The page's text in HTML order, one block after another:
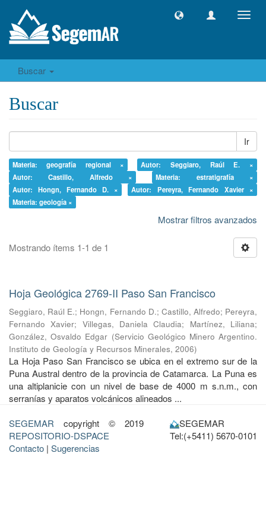
Buscar
Buscar
Ir
Materia: geografía regional ×
Autor: Seggiaro, Raúl E. ×
Autor: Castillo, Alfredo ×
Materia: estratigrafía ×
Autor: Hongn, Fernando D. ×
Autor: Pereyra, Fernando Xavier ×
Materia: geología ×
Mostrar filtros avanzados
Mostrando ítems 1-1 de 1
Hoja Geológica 2769-II Paso San Francisco
Seggiaro, Raúl E.; Hongn, Fernando D.; Castillo, Alfredo; Pereyra,
Fernando Xavier; Villegas, Daniela Claudia; Martínez, Liliana;
González, Osvaldo Edgar (Servicio Geológico Minero Argentino.
Instituto de Geología y Recursos Minerales, 2006)
La Hoja Paso San Francisco se ubica en el extremo sur de la
Puna Austral dentro de la provincia de Catamarca. La Puna es
una altiplanicie con un nivel de base de 4000 m s.n.m., con
serranías y aparatos volcánicos alineados ...
SEGEMAR copyright © 2019
REPOSITORIO-DSPACE
Contacto | Sugerencias
SEGEMAR
Tel:(+5411) 5670-0101